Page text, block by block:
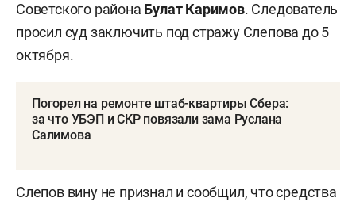
Советского района Булат Каримов. Следователь
просил суд заключить под стражу Слепова до 5
октября.
Погорел на ремонте штаб-квартиры Сбера:
за что УБЭП и СКР повязали зама Руслана
Салимова
Слепов вину не признал и сообщил, что средства